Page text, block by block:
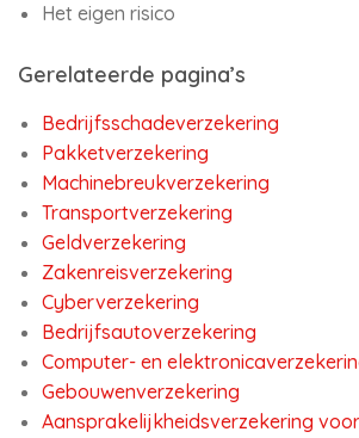
Het eigen risico
Gerelateerde pagina’s
Bedrijfsschadeverzekering
Pakketverzekering
Machinebreukverzekering
Transportverzekering
Geldverzekering
Zakenreisverzekering
Cyberverzekering
Bedrijfsautoverzekering
Computer- en
Gebouwenverzekering
Aansprakelijkheidsverzekering